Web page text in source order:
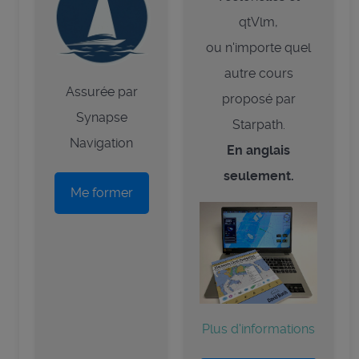
Assurée par
Synapse
Navigation
Me former
qtVlm,
ou n'importe quel
autre cours
proposé par
Starpath.
En anglais
seulement.
Plus d'informations